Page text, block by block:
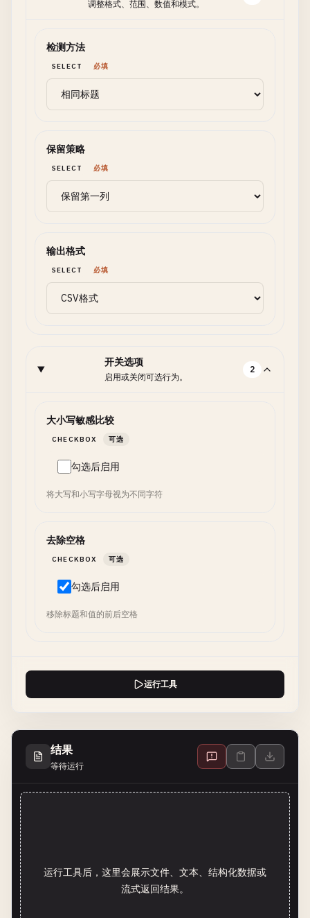
调整格式、范围、数值和模式。
检测方法
SELECT 必填
保留策略
SELECT 必填
输出格式
SELECT 必填
开关选项
启用或关闭可选行为。
2
大小写敏感比较
CHECKBOX 可选
勾选后启用
将大写和小写字母视为不同字符
去除空格
CHECKBOX 可选
勾选后启用
移除标题和值的前后空格
运行工具
结果
等待运行
运行工具后，这里会展示文件、文本、结构化数据或
流式返回结果。